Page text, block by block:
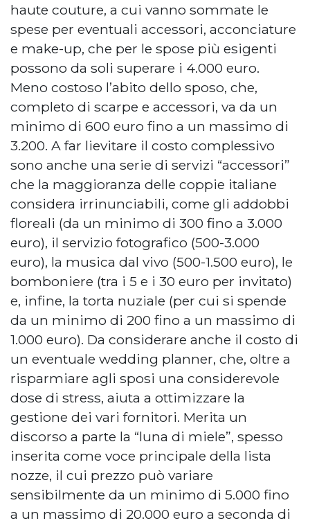
haute couture, a cui vanno sommate le
spese per eventuali accessori, acconciature
e make-up, che per le spose più esigenti
possono da soli superare i 4.000 euro.
Meno costoso l’abito dello sposo, che,
completo di scarpe e accessori, va da un
minimo di 600 euro fino a un massimo di
3.200. A far lievitare il costo complessivo
sono anche una serie di servizi “accessori”
che la maggioranza delle coppie italiane
considera irrinunciabili, come gli addobbi
floreali (da un minimo di 300 fino a 3.000
euro), il servizio fotografico (500-3.000
euro), la musica dal vivo (500-1.500 euro), le
bomboniere (tra i 5 e i 30 euro per invitato)
e, infine, la torta nuziale (per cui si spende
da un minimo di 200 fino a un massimo di
1.000 euro). Da considerare anche il costo di
un eventuale wedding planner, che, oltre a
risparmiare agli sposi una considerevole
dose di stress, aiuta a ottimizzare la
gestione dei vari fornitori. Merita un
discorso a parte la “luna di miele”, spesso
inserita come voce principale della lista
nozze, il cui prezzo può variare
sensibilmente da un minimo di 5.000 fino
a un massimo di 20.000 euro a seconda di